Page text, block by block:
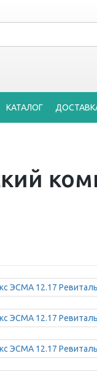
КАТАЛОГ